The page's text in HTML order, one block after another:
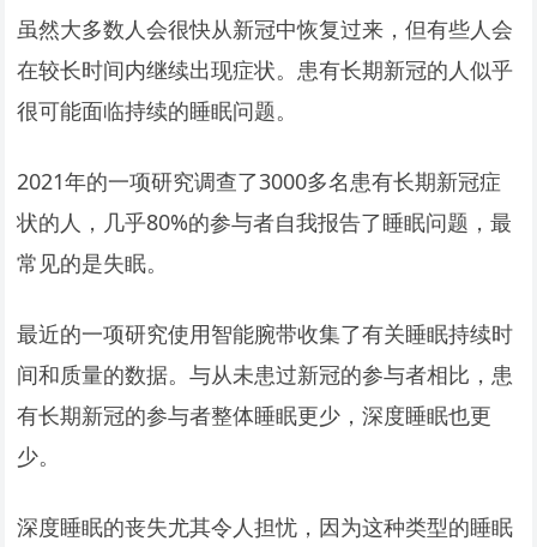
虽然大多数人会很快从新冠中恢复过来，但有些人会
在较长时间内继续出现症状。患有长期新冠的人似乎
很可能面临持续的睡眠问题。
2021年的一项研究调查了3000多名患有长期新冠症
状的人，几乎80%的参与者自我报告了睡眠问题，最
常见的是失眠。
最近的一项研究使用智能腕带收集了有关睡眠持续时
间和质量的数据。与从未患过新冠的参与者相比，患
有长期新冠的参与者整体睡眠更少，深度睡眠也更
少。
深度睡眠的丧失尤其令人担忧，因为这种类型的睡眠